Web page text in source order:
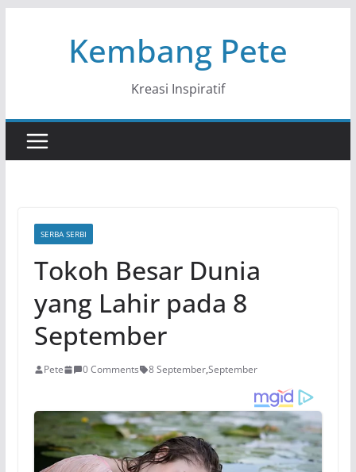
Kembang Pete
Kreasi Inspiratif
SERBA SERBI
Tokoh Besar Dunia
yang Lahir pada 8
September
Pete 0 Comments 8 September,September